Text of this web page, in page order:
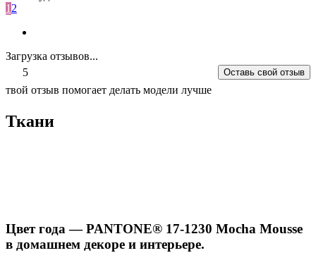
1 2
Загрузка отзывов...
5
Оставь свой отзыв
твой отзыв помогает делать модели лучше
Ткани
Цвет года — PANTONE® 17-1230 Mocha Mousse
в домашнем декоре и интерьере.